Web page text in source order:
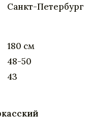
Санкт-Петербург
180 см
48-50
43